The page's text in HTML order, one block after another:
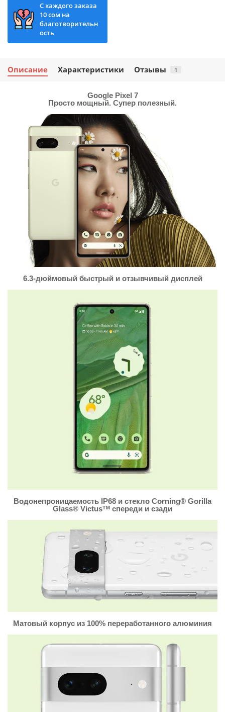
С каждого заказа
10 сом на
благотворительн
ость
Описание Характеристики Отзывы 1
Google Pixel 7
Просто мощный. Супер полезный.
6.3-дюймовый быстрый и отзывчивый дисплей
Водонепроницаемость IP68 и стекло Corning® Gorilla
Glass® Victusᵀᴹ спереди и сзади
Матовый корпус из 100% переработанного алюминия